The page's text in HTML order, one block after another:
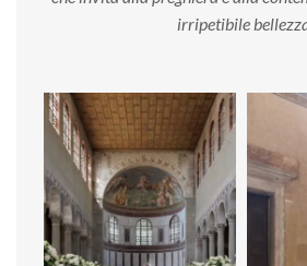
irripetibile